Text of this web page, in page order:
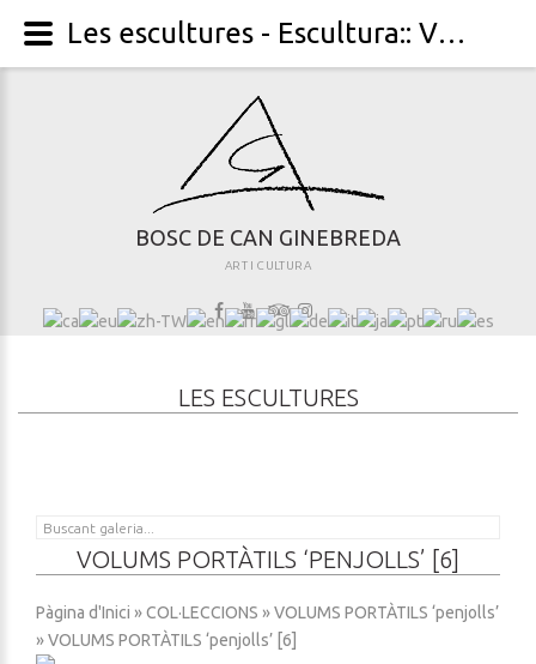
BOSC DE CAN GIN EBREDA
ART I CULTURA
LES ESCULTURES
VOLUMS PORTÀTILS ‘PENJOLLS’ [6]
Pàgina d'Inici »COL·LECCIONS »VOLUMS PORTÀTILS ‘penjolls’
» VOLUMS PORTÀTILS ‘penjolls’ [6]
Les escultures - Escultura:: VOLUMS PORTÀTILS ‘penjolls’ - Imatge: VOLUMS PORTÀTILS ‘penjolls’ [6]